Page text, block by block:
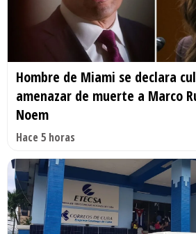
Hombre de Miami se declara
amenazar de muerte a Marco
Noem
Hace 5 horas